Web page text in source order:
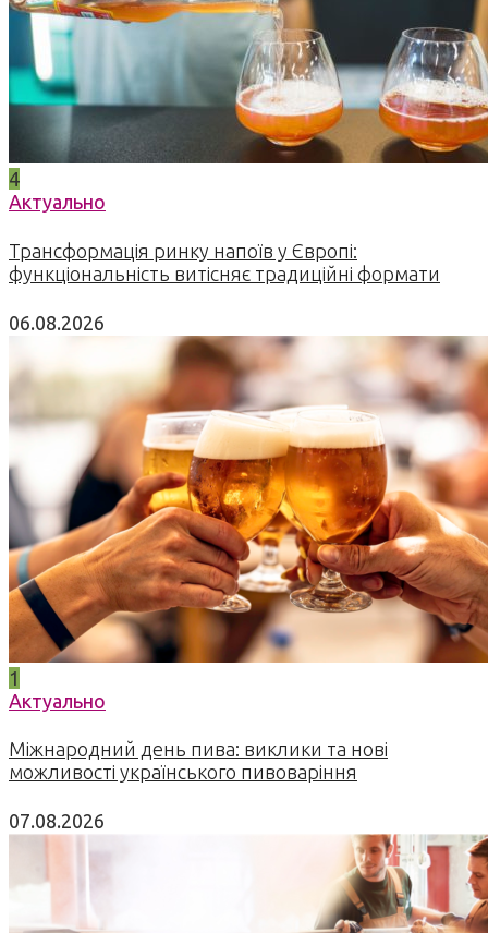
4
Актуально
Трансформація ринку напоїв у Європі:
функціональність витісняє традиційні формати
06.08.2026
1
Актуально
Міжнародний день пива: виклики та нові
можливості українського пивоваріння
07.08.2026